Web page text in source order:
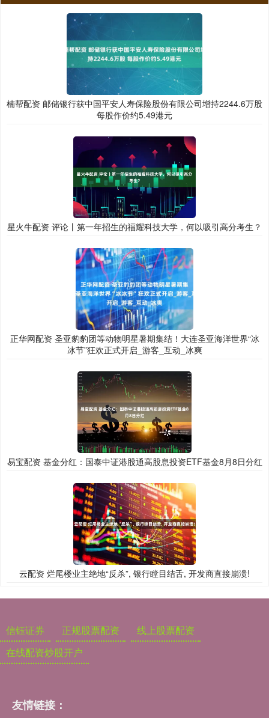
楠帮配资 邮储银行获中国平安人寿保险股份有限公司增持2244.6万股
每股作价约5.49港元
星火牛配资 评论丨第一年招生的福耀科技大学，何以吸引高分考生？
正华网配资 圣亚豹豹团等动物明星暑期集结！大连圣亚海洋世界“冰
冰节”狂欢正式开启_游客_互动_冰爽
易宝配资 基金分红：国泰中证港股通高股息投资ETF基金8月8日分红
云配资 烂尾楼业主绝地“反杀”, 银行瞠目结舌, 开发商直接崩溃!
信钰证券 正规股票配资
线上股票配资
在线配资炒股开户
友情链接：